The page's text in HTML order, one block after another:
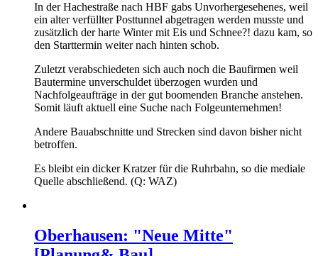
In der Hachestraße nach HBF gabs Unvorhergesehenes, weil
ein alter verfüllter Posttunnel abgetragen werden musste und
zusätzlich der harte Winter mit Eis und Schnee?! dazu kam, so
den Starttermin weiter nach hinten schob.
Zuletzt verabschiedeten sich auch noch die Baufirmen weil
Bautermine unverschuldet überzogen wurden und
Nachfolgeaufträge in der gut boomenden Branche anstehen.
Somit läuft aktuell eine Suche nach Folgeunternehmen!
Andere Bauabschnitte und Strecken sind davon bisher nicht
betroffen.
Es bleibt ein dicker Kratzer für die Ruhrbahn, so die mediale
Quelle abschließend. (Q: WAZ)
Oberhausen: "Neue Mitte"